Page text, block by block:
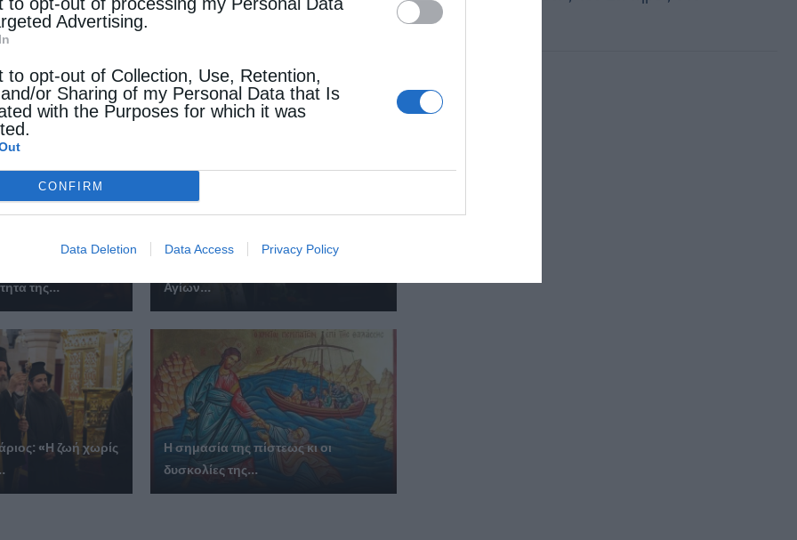
Advertising.
to opt-out of Collection, Use, Retention,
or Sharing of my Personal Data that Is
with the Purposes for which it was
CONFIRM
Data Deletion Data Access Privacy Policy
Διαβάστε στην “Κιβωτό της Ορθοδοξίας” την Πέμπτη
ΕΠΙΣΗΣ
της...
Ιεροσολύμων Θεόφιλος: Να
Αγίων...
«Η ζωή χωρίς
Η σημασία της πίστεως κι οι
δυσκολίες της...